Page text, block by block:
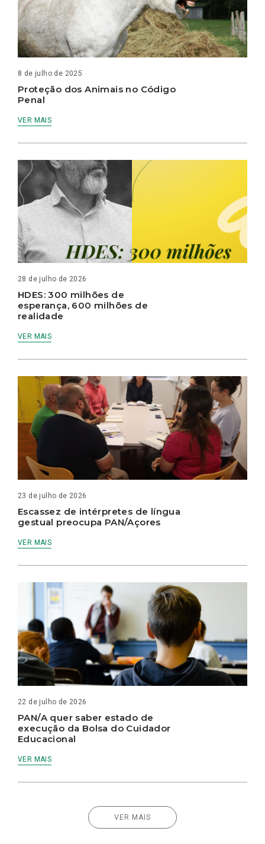
8 de julho de 2025
Proteção dos Animais no Código
Penal
VER MAIS
28 de julho de 2026
HDES: 300 milhões de
esperança, 600 milhões de
realidade
VER MAIS
23 de julho de 2026
Escassez de intérpretes de língua
gestual preocupa PAN/Açores
VER MAIS
22 de julho de 2026
PAN/A quer saber estado de
execução da Bolsa do Cuidador
Educacional
VER MAIS
VER MAIS